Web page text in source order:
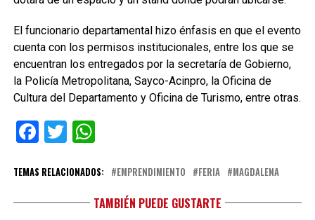
El funcionario departamental hizo énfasis en que el evento
cuenta con los permisos institucionales, entre los que se
encuentran los entregados por la secretaría de Gobierno,
la Policía Metropolitana, Sayco-Acinpro, la Oficina de
Cultura del Departamento y Oficina de Turismo, entre otras.
Facebook
TwitterWhatsApp
TEMAS RELACIONADOS: EMPRENDIMIENTO FERIA MAGDALENA
TAMBIÉN PUEDE GUSTARTE